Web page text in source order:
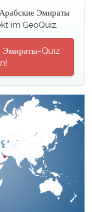
Эмираты
im GeoQuiz.
Эмираты-Quiz